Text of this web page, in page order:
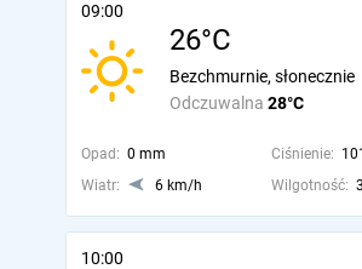
09:00
26°C
Odczuwalna 28°C
Bezchmurnie, słonecznie
Opad: 0 mm Ciśnienie:
Wiatr:
6 km/h Wilgotność:
10:00